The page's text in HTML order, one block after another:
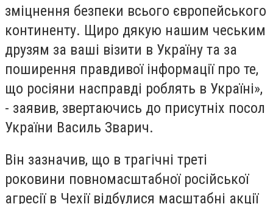
зміцнення безпеки всього європейського
континенту. Щиро дякую нашим чеським
друзям за ваші візити в Україну та за
поширення правдивої інформації про те,
що росіяни насправді роблять в Україні»,
- заявив, звертаючись до присутніх посол
України Василь Зварич.
Він зазначив, що в трагічні треті
роковини повномасштабної російської
агресії в Чехії відбулися масштабні акції